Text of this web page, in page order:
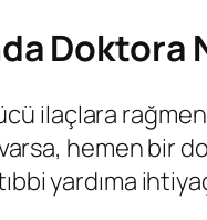
Doktora
ilaçlara
hemen bir
yardıma